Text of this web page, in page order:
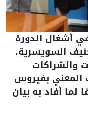
أشغال الدورة
بجنيف السويسرية،
والشراكات
المعني بفيروس
لما أفاد به بيان